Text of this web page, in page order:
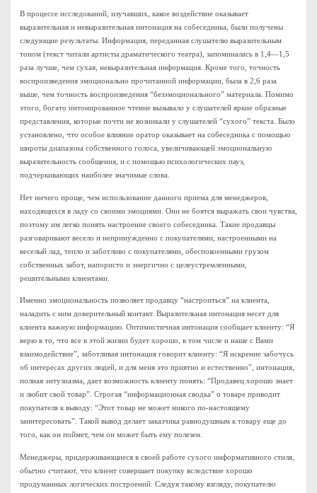
В процессе исследований, изучавших, какое воздействие оказывает
выразительная и невыразительная интонация на собеседника, были получены
следующие результаты. Информация, переданная слушателю выразительным
тоном (текст читали артисты драматического театра), запоминалась в 1,4—1,5
раза лучше, чем сухая, невыразительная информация. Кроме того, точность
воспроизведения эмоционально прочитанной информации, была в 2,6 раза
выше, чем точность воспроизведения “безэмоционального” материала. Помимо
этого, богато интонированное чтение вызывало у слушателей яркие образные
представления, которые почти не возникали у слушателей “сухого” текста. Было
установлено, что особое влияние оратор оказывает на собеседника с помощью
широты диапазона собственного голоса, увеличивающей эмоциональную
выразительность сообщения, и с помощью психологических пауз,
подчеркивающих наиболее значимые слова.
Нет ничего проще, чем использование данного приема для менеджеров,
находящихся в ладу со своими эмоциями. Они не боятся выражать свои чувства,
поэтому им легко понять настроение своего собеседника. Такие продавцы
разговаривают весело и непринужденно с покупателями, настроенными на
веселый лад, тепло и заботливо с покупателями, обеспокоенными грузом
собственных забот, напористо и энергично с целеустремленными,
решительными клиентами.
Именно эмоциональность позволяет продавцу “настроиться” на клиента,
наладить с ним доверительный контакт. Выразительная интонация несет для
клиента важную информацию. Оптимистичная интонация сообщает клиенту: “Я
верю в то, что все в этой жизни будет хорошо, в том числе и наше с Вами
взаимодействие”, заботливая интонация говорит клиенту: “Я искренне забочусь
об интересах других людей, и для меня это приятно и естественно”, интонация,
полная энтузиазма, дает возможность клиенту понять: “Продавец хорошо знает
и любит свой товар”. Строгая “информационная сводка” о товаре приводит
покупателя к выводу: “Этот товар не может никого по-настоящему
заинтересовать”. Такой вывод делает заказчика равнодушным к товару еще до
того, как он поймет, чем он может быть ему полезен.
Менеджеры, придерживающиеся в своей работе сухого информативного стиля,
обычно считают, что клиент совершает покупку вследствие хорошо
продуманных логических построений. Следуя такому взгляду, покупателю